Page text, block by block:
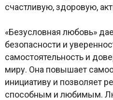
счастливую, здоровую,
«Безусловная любовь»
безопасности и
самостоятельность и
миру. Она повышает
инициативу и позволяет
способным и любимым.